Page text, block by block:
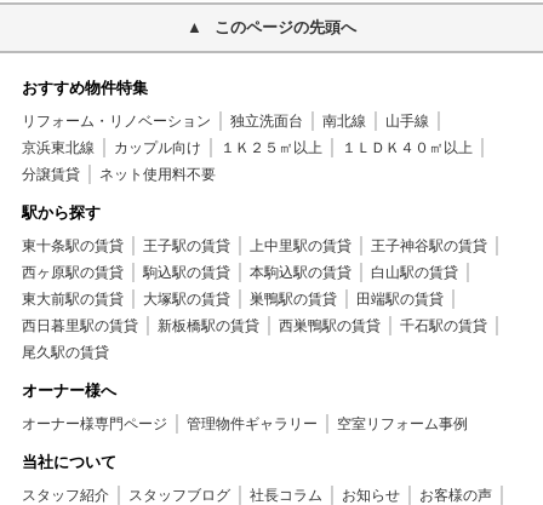
このページの先頭へ
おすすめ物件特集
リフォーム・リノベーション 独立洗面台 南北線
山手線
京浜東北線
カップル向け １Ｋ２５㎡以上
１ＬＤＫ４０㎡以上
分譲賃貸
ネット使用料不要
駅から探す
東十条駅の賃貸 王子駅の賃貸 上中里駅の賃貸
王子神谷駅の賃貸
西ヶ原駅の賃貸
駒込駅の賃貸 本駒込駅の賃貸
白山駅の賃貸
東大前駅の賃貸
大塚駅の賃貸 巣鴨駅の賃貸
田端駅の賃貸
西日暮里駅の賃貸
新板橋駅の賃貸 西巣鴨駅の賃貸
千石駅の賃貸
尾久駅の賃貸
オーナー様へ
オーナー様専門ページ 管理物件ギャラリー 空室リフォーム事例
当社について
スタッフ紹介 スタッフブログ 社長コラム お知らせ
お客様の声